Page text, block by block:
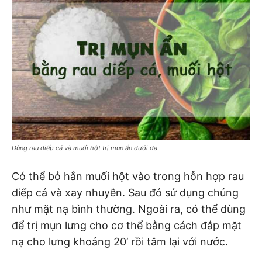
Dùng rau diếp cá và muối hột trị mụn ẩn dưới da
Có thể bỏ hẳn muối hột vào trong hỗn hợp rau
diếp cá và xay nhuyễn. Sau đó sử dụng chúng
như mặt nạ bình thường. Ngoài ra, có thể dùng
để trị mụn lưng cho cơ thể bằng cách đắp mặt
nạ cho lưng khoảng 20’ rồi tắm lại với nước.